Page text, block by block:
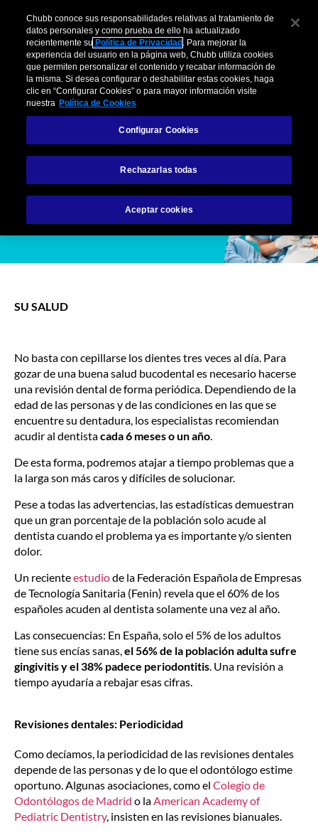
content
Chubb
Revisión dental:
¿Cada cuánto tiempo
debemos ir al
dentista?
SU SALUD
No basta con cepillarse los dientes tres veces al día. Para
gozar de una buena salud bucodental es necesario hacerse
una revisión dental de forma periódica. Dependiendo de la
edad de las personas y de las condiciones en las que se
encuentre su dentadura, los especialistas recomiendan
acudir al dentistacada 6 meses o un año.
De esta forma, podremos atajar a tiempo problemas que a
la larga son más caros y difíciles de solucionar.
Pese a todas las advertencias, las estadísticas demuestran
que un gran porcentaje de la población solo acude al
dentista cuando el problema ya es importante y/o sienten
dolor.
Un recienteestudiode la Federación Española de Empresas
de Tecnología Sanitaria (Fenin) revela que el 60% de los
españoles acuden al dentista solamente una vez al año.
Las consecuencias: En España, solo el 5% de los adultos
tiene sus encías sanas,el 56% de la población adulta sufre
gingivitis y el 38% padece periodontitis. Una revisión a
tiempo ayudaría a rebajar esas cifras.
Revisiones dentales: Periodicidad
Como decíamos, la periodicidad de las revisiones dentales
depende de las personas y de lo que el odontólogo estime
oportuno. Algunas asociaciones, como el Colegio de
Odontólogos de Madrid o laAmerican Academy of
Pediatric Dentistry, insisten en las revisiones bianuales.
Chubb conoce sus responsabilidades relativas al tratamiento de
datos personales y como prueba de ello ha actualizado
recientemente su Política de Privacidad . Para mejorar la
experiencia del usuario en la página web, Chubb utiliza cookies
que permiten personalizar el contenido y recabar información de
la misma. Si desea configurar o deshabilitar estas cookies, haga
clic en “Configurar Cookies” o para mayor información visite
nuestra Política de Cookies
Configurar Cookies
Rechazarlas todas
Aceptar cookies